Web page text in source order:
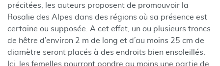
précitées, les auteurs proposent de promouvoir la
Rosalie des Alpes dans des régions où sa présence est
certaine ou supposée. A cet effet, un ou plusieurs troncs
de hêtre d’environ 2 m de long et d’au moins 25 cm de
diamètre seront placés à des endroits bien ensoleillés.
Ici, les femelles pourront pondre au moins une partie de